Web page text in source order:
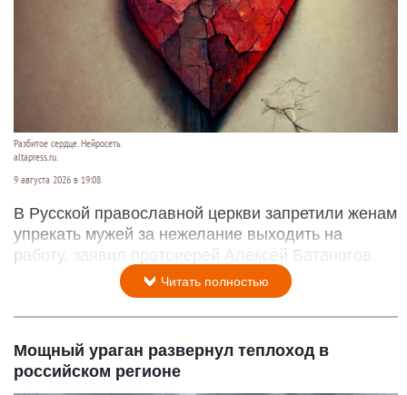
Разбитое сердце. Нейросеть.
altapress.ru.
9 августа 2026 в 19:08
В Русской православной церкви запретили женам
упрекать мужей за нежелание выходить на
работу, заявил протоиерей Алексей Батаногов.
Читать полностью
Мощный ураган развернул теплоход в
российском регионе